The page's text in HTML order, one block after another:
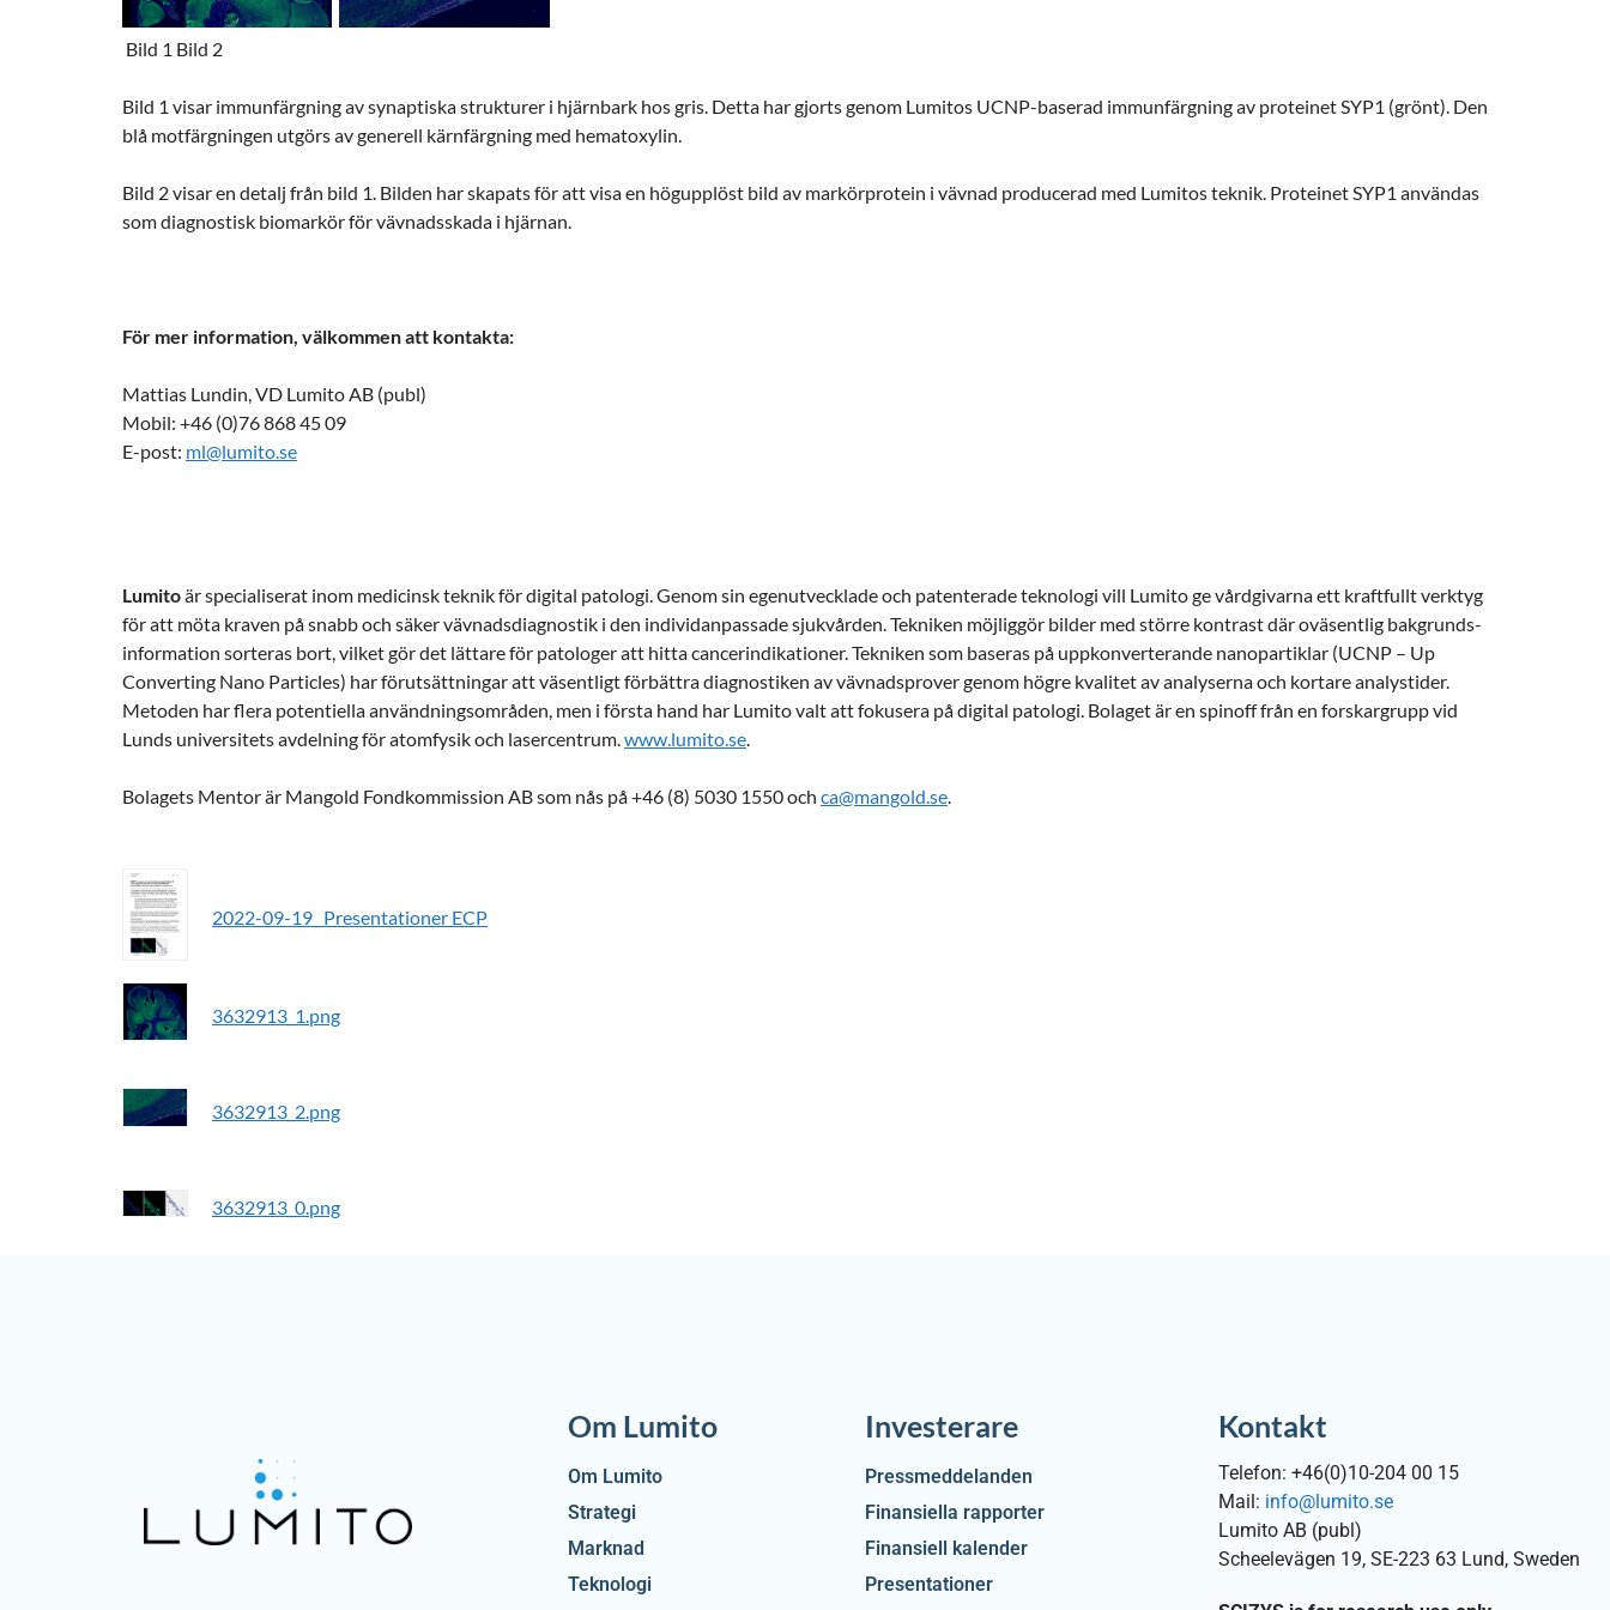
Bild 1 Bild 2
Bild 1 visar immunfärgning av synaptiska strukturer i hjärnbark hos gris. Detta har gjorts genom Lumitos UCNP-baserad immunfärgning av proteinet SYP1 (grönt). Den
blå motfärgningen utgörs av generell kärnfärgning med hematoxylin.
Bild 2 visar en detalj från bild 1. Bilden har skapats för att visa en högupplöst bild av markörprotein i vävnad producerad med Lumitos teknik. Proteinet SYP1 användas
som diagnostisk biomarkör för vävnadsskada i hjärnan.
För mer information, välkommen att kontakta:
Mattias Lundin, VD Lumito AB (publ)
Mobil: +46 (0)76 868 45 09
E-post: ml@lumito.se
Lumitoär specialiserat inom medicinsk teknik för digital patologi. Genom sin egenutvecklade och patenterade teknologi vill Lumito ge vårdgivarna ett kraftfullt verktyg
för att möta kraven på snabb och säker vävnadsdiagnostik i den individanpassade sjukvården. Tekniken möjliggör bilder med större kontrast där oväsentlig bakgrunds-
information sorteras bort, vilket gör det lättare för patologer att hitta cancerindikationer. Tekniken som baseras på uppkonverterande nanopartiklar (UCNP – Up
Converting Nano Particles) har förutsättningar att väsentligt förbättra diagnostiken av vävnadsprover genom högre kvalitet av analyserna och kortare analystider.
Metoden har flera potentiella användningsområden, men i första hand har Lumito valt att fokusera på digital patologi. Bolaget är en spinoff från en forskargrupp vid
Lunds universitets avdelning för atomfysik och lasercentrum. www.lumito.se
Bolagets Mentor är Mangold Fondkommission AB som nås på +46 (8) 5030 1550 och ca@mangold.se
2022-09-19_ Presentationer ECP
3632913_1.png
3632913_2.png
3632913_0.png
Om Lumito
Om Lumito
Strategi
Marknad
Teknologi
Investerare
Pressmeddelanden
Finansiella rapporter
Finansiell kalender
Presentationer
Kontakt
Telefon: +46(0)10-204 00 15
Mail: info@lumito.se
Lumito AB (publ)
Scheelevägen 19, SE-223 63 Lund, Sweden